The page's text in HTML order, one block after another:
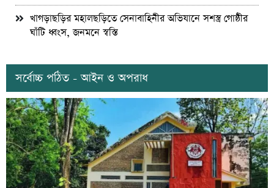
খাগড়াছড়ির মহালছড়িতে সেনাবাহিনীর অভিযানে সশস্ত্র গোষ্ঠীর
ঘাঁটি ধ্বংস, জনমনে স্বস্তি
সর্বোচ্চ পঠিত - আইন ও অপরাধ